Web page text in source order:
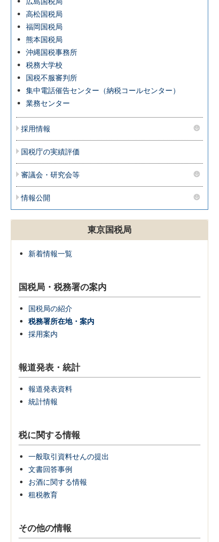
高松国税局
福岡国税局
熊本国税局
沖縄国税事務所
税務大学校
国税不服審判所
集中電話催告センター（納税コールセンター）
業務センター
採用情報
国税庁の実績評価
審議会・研究会等
情報公開
東京国税局
新着情報一覧
国税局・税務署の案内
国税局の紹介
税務署所在地・案内
採用案内
報道発表・統計
報道発表資料
統計情報
税に関する情報
一般取引資料せんの提出
文書回答事例
お酒に関する情報
租税教育
その他の情報